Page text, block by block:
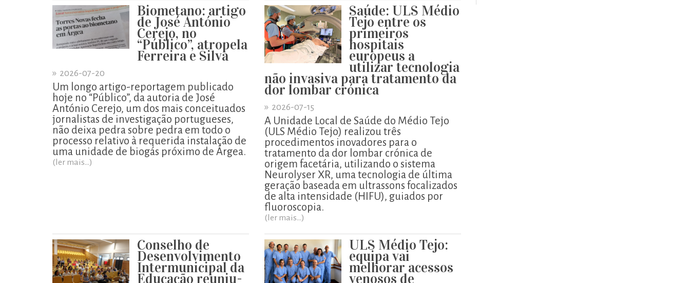
Biometano: artigo
de José António
Cerejo, no
“Público”, atropela
Ferreira e Silva
» 2026-07-20
Um longo artigo-reportagem publicado
hoje no “Público”, da autoria de José
António Cerejo, um dos mais conceituados
jornalistas de investigação portugueses,
não deixa pedra sobre pedra em todo o
processo relativo à requerida instalação de
uma unidade de biogás próximo de Árgea.
(ler mais...)
Saúde: ULS Médio
Tejo entre os
primeiros
hospitais
europeus a
utilizar tecnologia
não invasiva para tratamento da
dor lombar crónica
» 2026-07-15
A Unidade Local de Saúde do Médio Tejo
(ULS Médio Tejo) realizou três
procedimentos inovadores para o
tratamento da dor lombar crónica de
origem facetária, utilizando o sistema
Neurolyser XR, uma tecnologia de última
geração baseada em ultrassons focalizados
de alta intensidade (HIFU), guiados por
fluoroscopia.
(ler mais...)
Conselho de
Desenvolvimento
Intermunicipal da
Educação reuniu-
ULS Médio Tejo:
equipa vai
melhorar acessos
venosos de